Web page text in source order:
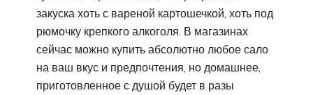
закуска хоть с вареной картошечкой, хоть под
рюмочку крепкого алкоголя. В магазинах
сейчас можно купить абсолютно любое сало
на ваш вкус и предпочтения, но домашнее,
приготовленное с душой будет в разы